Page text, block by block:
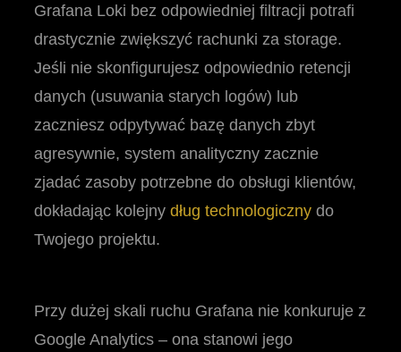
Grafana Loki bez odpowiedniej filtracji potrafi
drastycznie zwiększyć rachunki za storage.
Jeśli nie skonfigurujesz odpowiednio retencji
danych (usuwania starych logów) lub
zaczniesz odpytywać bazę danych zbyt
agresywnie, system analityczny zacznie
zjadać zasoby potrzebne do obsługi klientów,
dokładając kolejny dług technologiczny do
Twojego projektu.
Przy dużej skali ruchu Grafana nie konkuruje z
Google Analytics – ona stanowi jego